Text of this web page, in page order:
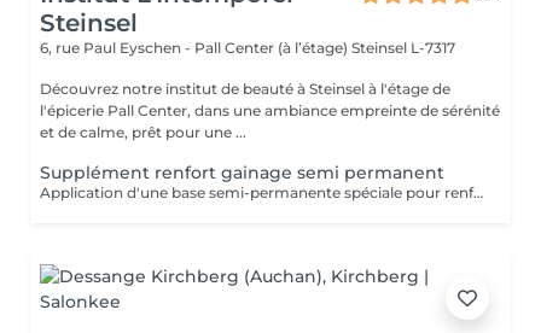
Steinsel
6, rue Paul Eyschen - Pall Center (à l’étage) Steinsel L-7317
Découvrez notre institut de beauté à Steinsel à l'étage de
l'épicerie Pall Center, dans une ambiance empreinte de sérénité
et de calme, prêt pour une ...
Supplément renfort gainage semi permanent
Application d'une base semi-permanente spéciale pour renforcer et prolonger la tenue du vernis semi-permanent (En complément d'une manucure avec semi-permanent uniquement)